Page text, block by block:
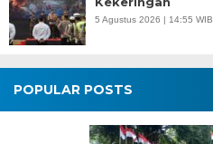
5 Agustus 2026 | 14:55 WIB
POPULAR POSTS